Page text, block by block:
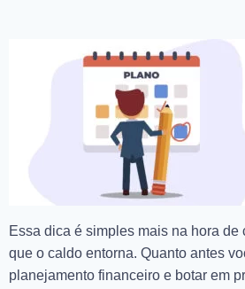
Essa dica é simples mais na hora de
que o caldo entorna. Quanto antes
planejamento financeiro e botar em